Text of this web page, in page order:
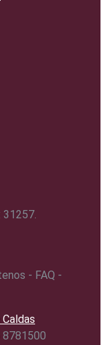
31257.
- FAQ -
8781500